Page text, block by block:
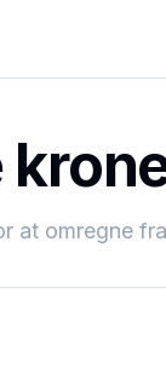
at omregne fra